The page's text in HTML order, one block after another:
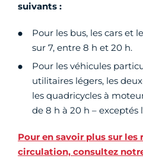
suivants :
Pour les bus, les cars et
sur 7, entre 8 h et 20 h.
Pour les véhicules
utilitaires légers, les
les quadricycles à
de 8 h à 20 h – exceptés
Pour en savoir plus sur
circulation, consultez